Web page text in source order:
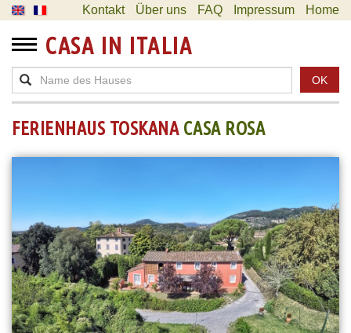
Kontakt Über uns FAQ Impressum Home
CASA IN ITALIA
OK
FERIENHAUS TOSKANA CASA ROSA